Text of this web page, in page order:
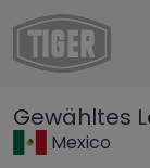
Kontakt
Gewähltes
Mexico